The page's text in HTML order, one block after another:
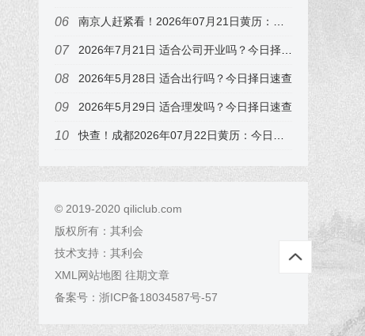
南京人赶紧看！2026年07月21日黄历：冲狗煞南，这3个时辰要避开
2026年7月21日 适合公司开业吗？今日择日速查，属兔的注意
2026年5月28日 适合出行吗？今日择日速查
2026年5月29日 适合理发吗？今日择日速查
快查！成都2026年07月22日黄历：今日吉时在子时，错过可惜
© 2019-2020 qiliclub.com
版权所有： 其利会
技术支持： 其利会
XML网站地图 往期文章
备案号： 浙ICP备18034587号-57